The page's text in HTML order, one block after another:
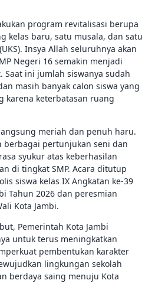
program revitalisasi berupa
kelas baru, satu musala, dan satu
Insya Allah seluruhnya akan
Negeri 16 semakin menjadi
Saat ini jumlah siswanya sudah
masih banyak calon siswa yang
karena keterbatasan ruang
meriah dan penuh haru.
berbagai pertunjukan seni dan
syukur atas keberhasilan
di tingkat SMP. Acara ditutup
siswa kelas IX Angkatan ke-39
Tahun 2026 dan peresmian
Kota Jambi.
Pemerintah Kota Jambi
untuk terus meningkatkan
pembentukan karakter
lingkungan sekolah
berdaya saing menuju Kota